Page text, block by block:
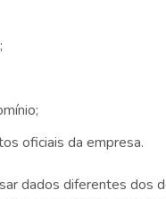
oficiais da empresa.
dados diferentes dos